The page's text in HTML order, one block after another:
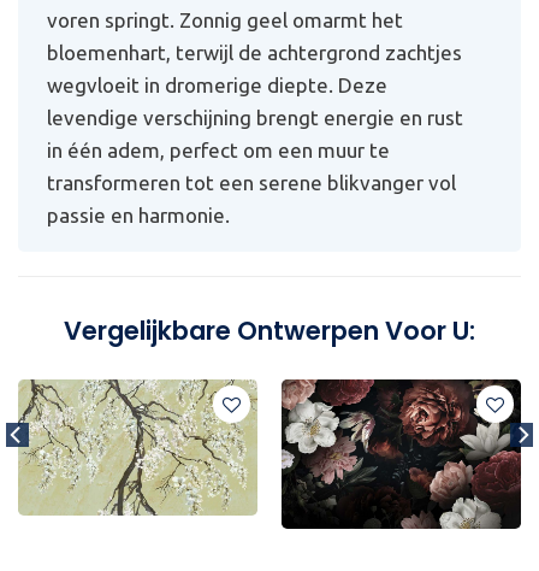
voren springt. Zonnig geel omarmt het
bloemenhart, terwijl de achtergrond zachtjes
wegvloeit in dromerige diepte. Deze
levendige verschijning brengt energie en rust
in één adem, perfect om een muur te
transformeren tot een serene blikvanger vol
passie en harmonie.
Vergelijkbare Ontwerpen Voor U: